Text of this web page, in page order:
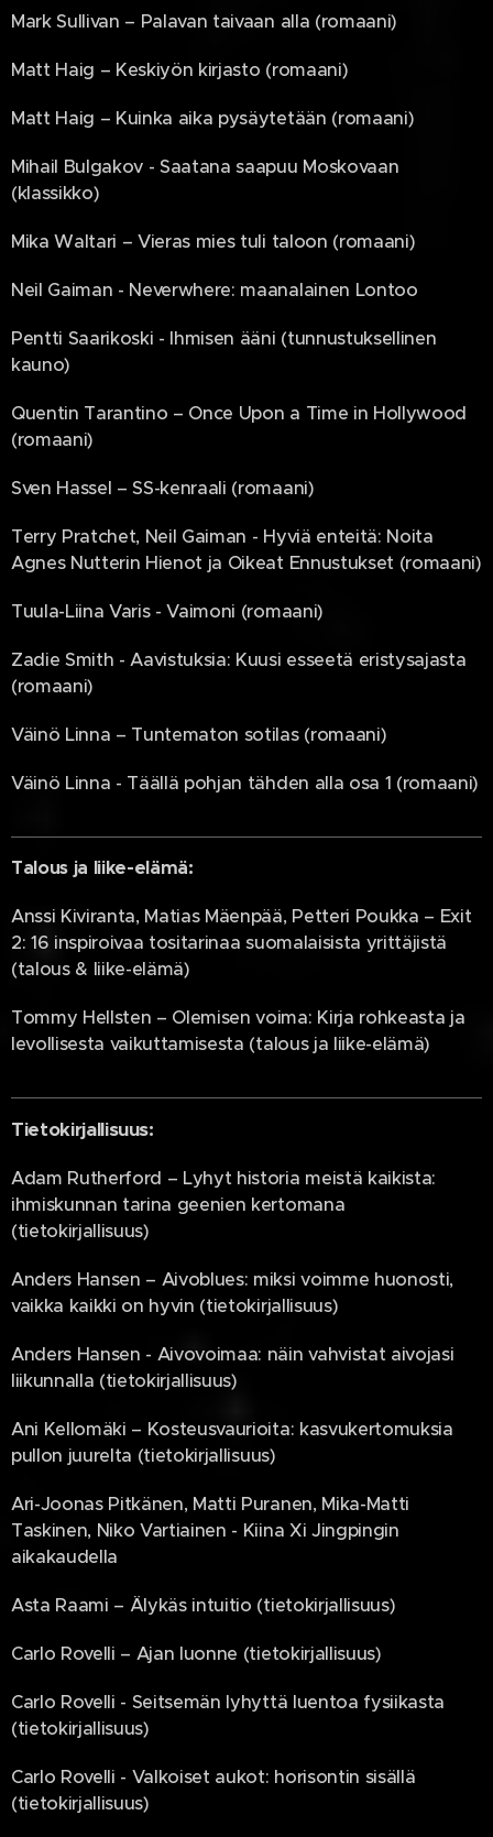
Mark Sullivan – Palavan taivaan alla (romaani)
Matt Haig – Keskiyön kirjasto (romaani)
Matt Haig – Kuinka aika pysäytetään (romaani)
Mihail Bulgakov - Saatana saapuu Moskovaan
(klassikko)
Mika Waltari – Vieras mies tuli taloon (romaani)
Neil Gaiman - Neverwhere: maanalainen Lontoo
Pentti Saarikoski - Ihmisen ääni (tunnustuksellinen
kauno)
Quentin Tarantino – Once Upon a Time in Hollywood
(romaani)
Sven Hassel – SS-kenraali (romaani)
Terry Pratchet, Neil Gaiman - Hyviä enteitä: Noita
Agnes Nutterin Hienot ja Oikeat Ennustukset (romaani)
Tuula-Liina Varis - Vaimoni (romaani)
Zadie Smith - Aavistuksia: Kuusi esseetä eristysajasta
(romaani)
Väinö Linna – Tuntematon sotilas (romaani)
Väinö Linna - Täällä pohjan tähden alla osa 1 (romaani)
Talous ja liike-elämä:
Anssi Kiviranta, Matias Mäenpää, Petteri Poukka – Exit
2: 16 inspiroivaa tositarinaa suomalaisista yrittäjistä
(talous & liike-elämä)
Tommy Hellsten – Olemisen voima: Kirja rohkeasta ja
levollisesta vaikuttamisesta (talous ja liike-elämä)
Tietokirjallisuus:
Adam Rutherford – Lyhyt historia meistä kaikista:
ihmiskunnan tarina geenien kertomana
(tietokirjallisuus)
Anders Hansen – Aivoblues: miksi voimme huonosti,
vaikka kaikki on hyvin (tietokirjallisuus)
Anders Hansen - Aivovoimaa: näin vahvistat aivojasi
liikunnalla (tietokirjallisuus)
Ani Kellomäki – Kosteusvaurioita: kasvukertomuksia
pullon juurelta (tietokirjallisuus)
Ari-Joonas Pitkänen, Matti Puranen, Mika-Matti
Taskinen, Niko Vartiainen - Kiina Xi Jingpingin
aikakaudella
Asta Raami – Älykäs intuitio (tietokirjallisuus)
Carlo Rovelli – Ajan luonne (tietokirjallisuus)
Carlo Rovelli - Seitsemän lyhyttä luentoa fysiikasta
(tietokirjallisuus)
Carlo Rovelli - Valkoiset aukot: horisontin sisällä
(tietokirjallisuus)